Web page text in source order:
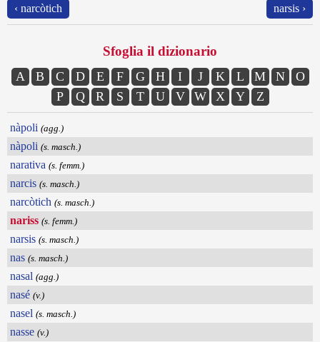
‹ narcòtich narsis ›
Sfoglia il dizionario
A B C D E F G H I J K L M N
O
P
Q R S T U V W X Y Z
nàpoli (agg.)
nàpoli (s. masch.)
narativa (s. femm.)
narcis (s. masch.)
narcòtich (s. masch.)
nariss (s. femm.)
narsis (s. masch.)
nas (s. masch.)
nasal (agg.)
nasé (v.)
nasel (s. masch.)
nasse (v.)